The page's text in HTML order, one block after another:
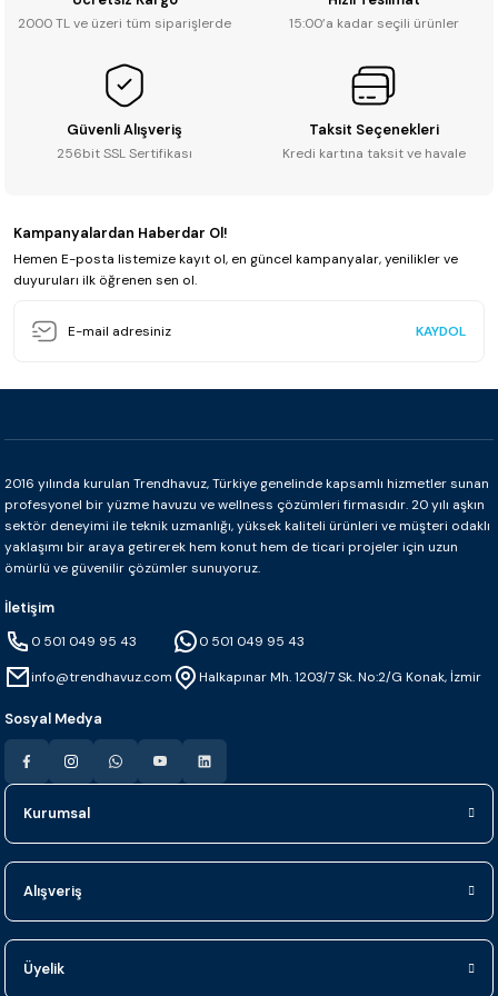
2000 TL ve üzeri tüm siparişlerde 15:00’a kadar seçili ürünler
Güvenli Alışveriş
256bit SSL Sertifikası
Taksit Seçenekleri
Kredi kartına taksit ve havale
Kampanyalardan Haberdar Ol!
Hemen E-posta listemize kayıt ol, en güncel kampanyalar, yenilikler ve
duyuruları ilk öğrenen sen ol.
KAYDOL
2016 yılında kurulan Trendhavuz, Türkiye genelinde kapsamlı hizmetler sunan
profesyonel bir yüzme havuzu ve wellness çözümleri firmasıdır. 20 yılı aşkın
sektör deneyimi ile teknik uzmanlığı, yüksek kaliteli ürünleri ve müşteri odaklı
yaklaşımı bir araya getirerek hem konut hem de ticari projeler için uzun
ömürlü ve güvenilir çözümler sunuyoruz.
İletişim
0 501 049 95 43
info@trendhavuz.com
0 501 049 95 43
Halkapınar Mh. 1203/7 Sk. No:2/G Konak, İzmir
Sosyal Medya
Kurumsal
Alışveriş
Üyelik